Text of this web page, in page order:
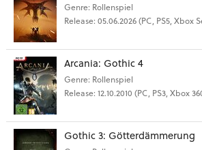
Genre: Rollenspiel
Release: 05.06.2026 (PC, PS5, Xbox
Arcania: Gothic 4
Genre: Rollenspiel
Release: 12.10.2010 (PC, PS3, Xbox
Gothic 3: Götterdämmerung